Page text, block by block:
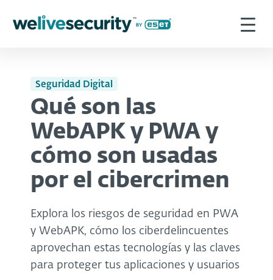
Seguridad Digital
Qué son las
WebAPK y PWA y
cómo son usadas
por el cibercrimen
Explora los riesgos de seguridad en PWA
y WebAPK, cómo los ciberdelincuentes
aprovechan estas tecnologías y las claves
para proteger tus aplicaciones y usuarios